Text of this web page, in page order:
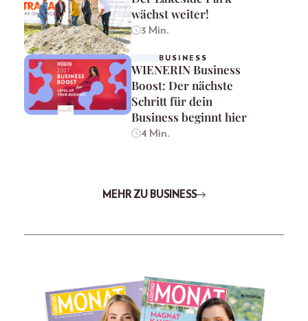
wächst weiter!
3 Min.
BUSINESS
WIENERIN Business
Boost: Der nächste
Schritt für dein
Business beginnt hier
4 Min.
MEHR ZU BUSINESS